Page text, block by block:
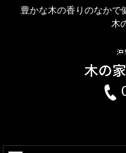
豊かな木の香りのなかで
木